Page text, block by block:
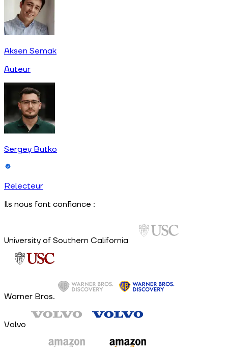
Aksen Semak
Auteur
Sergey Butko
Relecteur
Ils nous font confiance :
University of Southern California
Warner Bros.
Volvo